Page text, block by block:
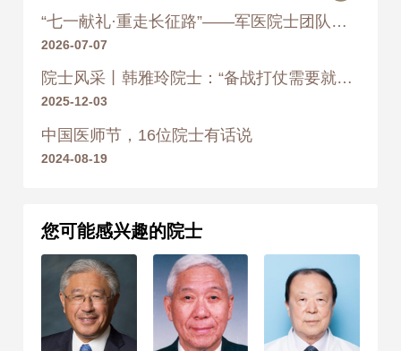
“七一献礼·重走长征路”——军医院士团队赴雅安开展双拥巡诊，优质诊疗惠及军休老兵！
2026-07-07
院士风采丨韩雅玲院士：“备战打仗需要就是冲锋号令”
2025-12-03
中国医师节，16位院士有话说
2024-08-19
您可能感兴趣的院士